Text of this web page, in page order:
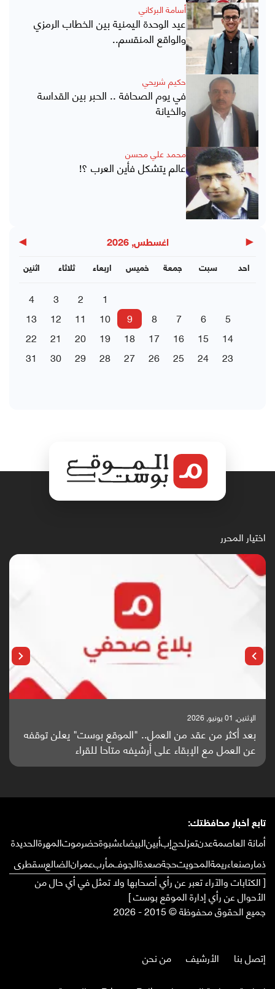
أسامة البركاني
عيد الوحدة اليمنية بين الخطاب الرمزي
والواقع المنقسم..
حكيم شريحي
في يوم الصحافة .. الحبر بين القداسة
والخيانة
محمد علي محسن
عالم يتشكل فأين العرب ؟!
◀ اغسطس, 2026 ▶
اثنين ثلاثاء اربعاء خميس جمعة سبت احد
1
2
3
4
5
6
7
8
9
10
11
12
13
14
15
16
17
18
19
20
21
22
23
24
25
26
27
28
29
30
31
اختيار المحرر
الإثنين, 25 مايو, 2026
باحثون من اليمن يدخلون سباق أبحاث ألزهايمر بدراسة
واعدة منشورة عالميا (ترجمة)
تابع أخبار محافظتك:
أمانة العاصمةعدنتعزلحجإبأبينالبيضاءشبوةحضرموتالمهرةالحديدة
ذمارصنعاءريمةالمحويتحجةصعدةالجوفمأربعمرانالضالعسقطرى
[ الكتابات والآراء تعبر عن رأي أصحابها ولا تمثل في أي حال من
الأحوال عن رأي إدارة الموقع بوست ]
جميع الحقوق محفوظة © 2015 - 2026
إتصل بنا الأرشيف
من نحن